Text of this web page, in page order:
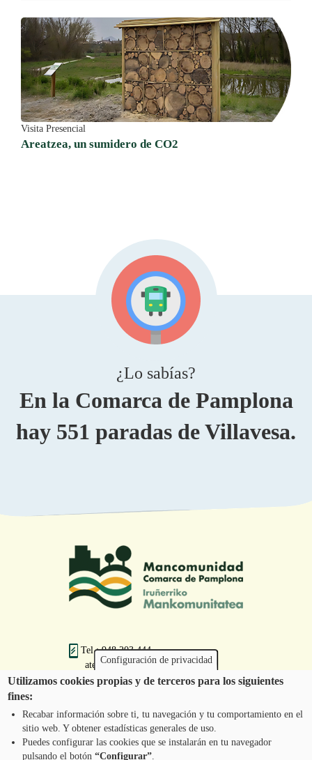
Visita Presencial
Areatzea, un sumidero de CO2
¿Lo sabías?
En la Comarca de Pamplona
hay 551 paradas de Villavesa.
Tel.: 948 203 444
atencion@mancoeduca.com
de la Mancomunidad de la Comarca de
Pamplona
Configuración de privacidad
Utilizamos cookies propias y de terceros para los siguientes
fines:
Recabar información sobre ti, tu navegación y tu comportamiento en el
sitio web. Y obtener estadísticas generales de uso.
Puedes configurar las cookies que se instalarán en tu navegador
pulsando el botón“Configurar”.